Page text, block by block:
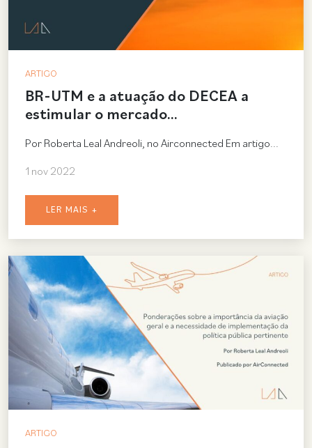
ARTIGO
BR-UTM e a atuação do DECEA a
estimular o mercado…
Por Roberta Leal Andreoli, no Airconnected Em artigo...
1 nov 2022
LER MAIS +
ARTIGO